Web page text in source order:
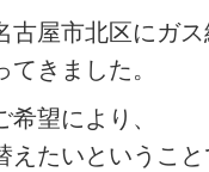
古屋市北区にガ
きました。
望により、
えたいというこ